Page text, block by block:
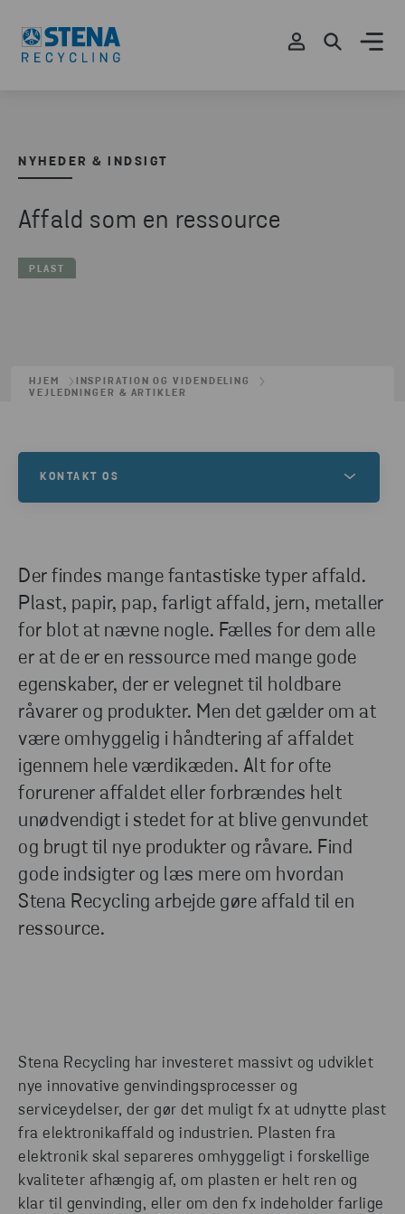
NYHEDER & INDSIGT
Affald som en ressource
PLAST
HJEM
INSPIRATION OG VIDENDELING
VEJLEDNINGER & ARTIKLER
Der findes mange fantastiske typer affald.
Plast, papir, pap, farligt affald, jern, metaller
for blot at nævne nogle. Fælles for dem alle
er at de er en ressource med mange gode
egenskaber, der er velegnet til holdbare
råvarer og produkter. Men det gælder om at
være omhyggelig i håndtering af affaldet
igennem hele værdikæden. Alt for ofte
forurener affaldet eller forbrændes helt
unødvendigt i stedet for at blive genvundet
og brugt til nye produkter og råvare. Find
gode indsigter og læs mere om hvordan
Stena Recycling arbejde gøre affald til en
ressource.
Stena Recycling har investeret massivt og udviklet
nye innovative genvindingsprocesser og
serviceydelser, der gør det muligt fx at udnytte plast
fra elektronikaffald og industrien. Plasten fra
elektronik skal separeres omhyggeligt i forskellige
kvaliteter afhængig af, om plasten er helt ren og
klar til genvinding, eller om den fx indeholder farlige
KONTAKT OS
spørgsmål – så kontakt os. Udfyld
kontaktformularen, så vender en af vore eksperter
tilbage til dig.
KOM I KONTAKT